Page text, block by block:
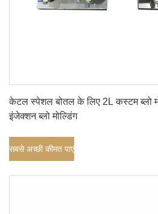
केटल स्पेशल बोतल के लिए 2L कस्टम ब्लो
इंजेक्शन ब्लो मोल्डिंग
सबसे अच्छी कीमत पाएं